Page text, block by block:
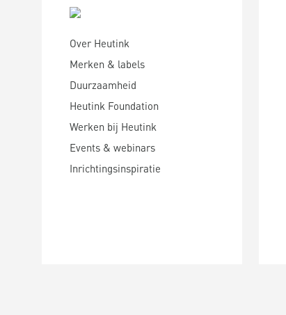
Over Heutink
Merken & labels
Duurzaamheid
Heutink Foundation
Werken bij Heutink
Events & webinars
Inrichtingsinspiratie